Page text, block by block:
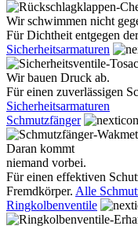
Wir schwimmen nicht
Für Dichtheit entgegen
Sicherheitsarmaturen
Wir bauen Druck ab.
Für einen zuverlässigen
Sicherheitsarmaturen
Schmutzfänger
Daran kommt
niemand vorbei.
Für einen effektiven
Fremdkörper. Alle
Ringkolbenventile